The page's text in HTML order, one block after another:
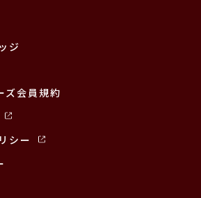
ジ
ズ会員規約
シー